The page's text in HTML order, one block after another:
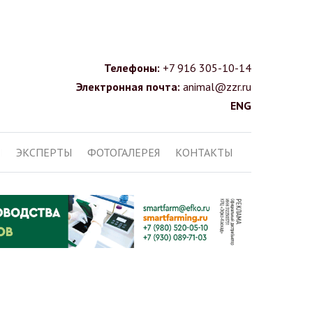
Телефоны: +7 916 305-10-14
Электронная почта: animal@zzr.ru
ENG
ЭКСПЕРТЫ ФОТОГАЛЕРЕЯ КОНТАКТЫ